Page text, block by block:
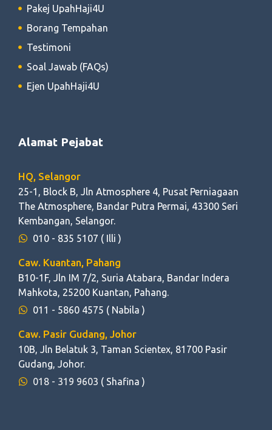
Pakej UpahHaji4U
Borang Tempahan
Testimoni
Soal Jawab (FAQs)
Ejen UpahHaji4U
Alamat Pejabat
HQ, Selangor
25-1, Block B, Jln Atmosphere 4, Pusat Perniagaan
The Atmosphere, Bandar Putra Permai, 43300 Seri
Kembangan, Selangor.
010 - 835 5107 ( Illi )
Caw. Kuantan, Pahang
B10-1F, Jln IM 7/2, Suria Atabara, Bandar Indera
Mahkota, 25200 Kuantan, Pahang.
011 - 5860 4575 ( Nabila )
Caw. Pasir Gudang, Johor
10B, Jln Belatuk 3, Taman Scientex, 81700 Pasir
Gudang, Johor.
018 - 319 9603 ( Shafina )